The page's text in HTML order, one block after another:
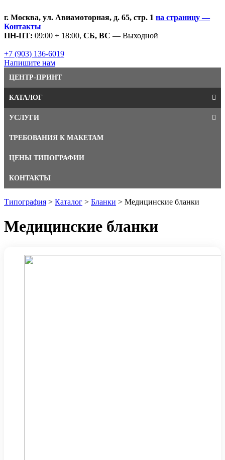
г. Москва, ул. Авиамоторная, д. 65, стр. 1 на страницу —
Контакты
ПН-ПТ: 09:00 ÷ 18:00, СБ, ВС — Выходной
+7 (903) 136-6019
Напишите нам
ЦЕНТР-ПРИНТ
КАТАЛОГ
УСЛУГИ
ТРЕБОВАНИЯ К МАКЕТАМ
ЦЕНЫ ТИПОГРАФИИ
КОНТАКТЫ
Типография > Каталог > Бланки > Медицинские бланки
Медицинские бланки